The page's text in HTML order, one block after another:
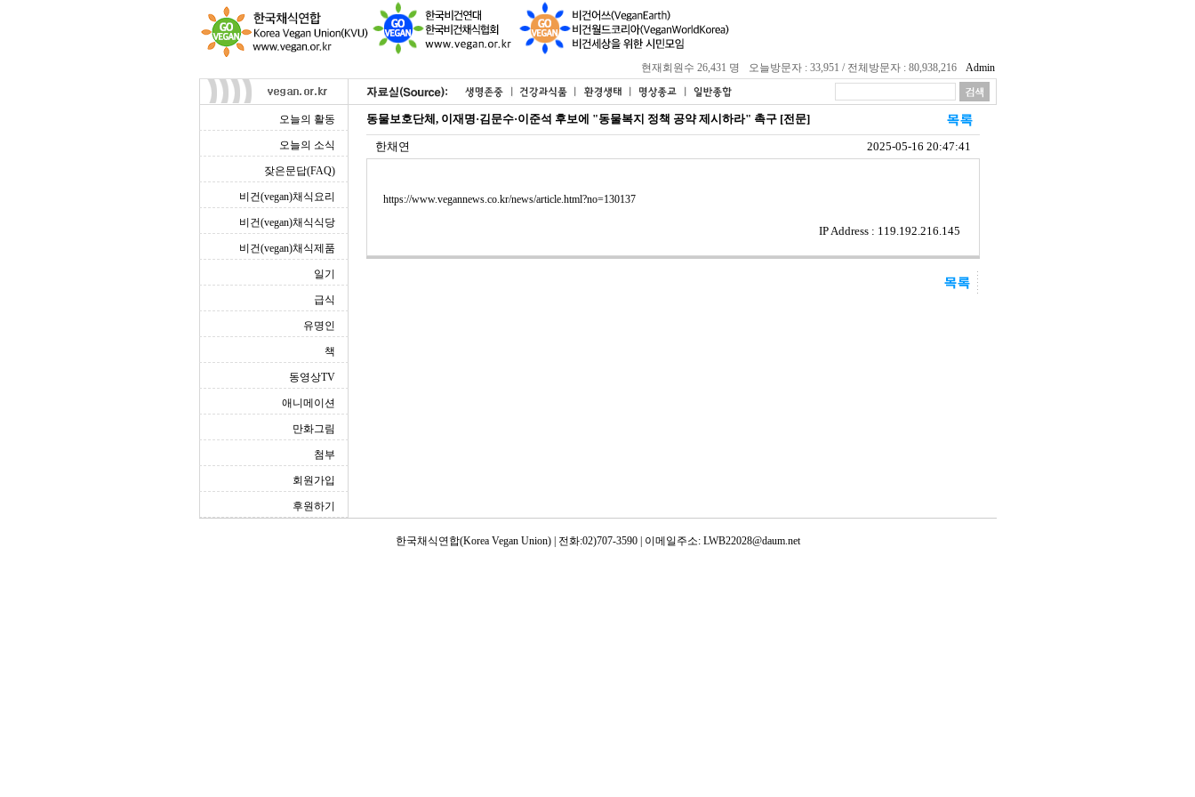
현재회원수 26,431 명 오늘방문자 : 33,951 / 전체방문자 : 80,938,216 Admin
오늘의 활동
오늘의 소식
잦은문답(FAQ)
비건(vegan)채식요리
비건(vegan)채식식당
비건(vegan)채식제품
일기
급식
유명인
책
동영상TV
애니메이션
만화그림
첨부
회원가입
후원하기
동물보호단체, 이재명·김문수·이준석 후보에 "동물복지 정책 공약 제시하라" 촉구 [전문]
한채연 2025-05-16 20:47:41
https://www.vegannews.co.kr/news/article.html?no=130137
IP Address : 119.192.216.145
한국채식연합(Korea Vegan Union) | 전화:02)707-3590 | 이메일주소: LWB22028@daum.net